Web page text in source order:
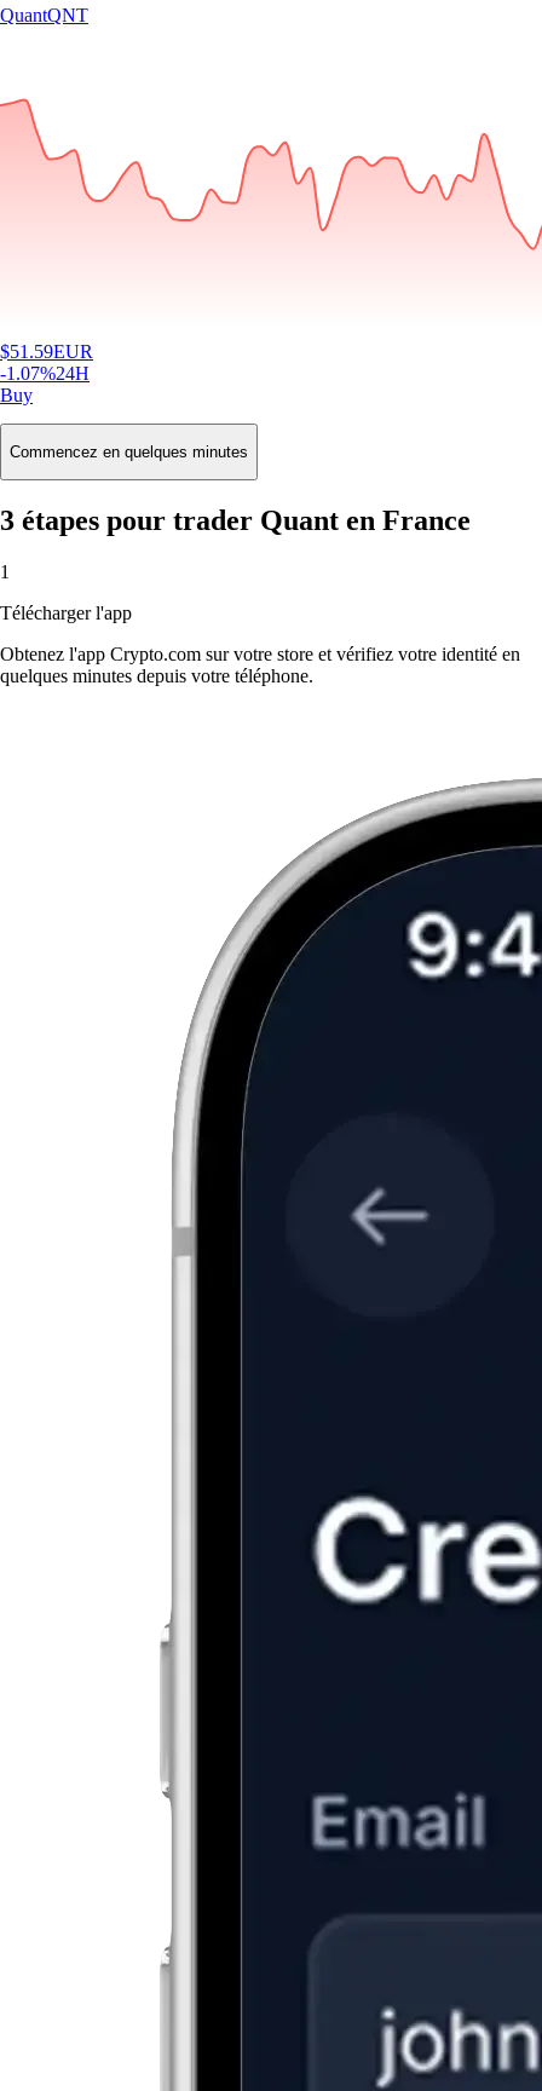
QuantQNT
$51.59EUR
-1.07%24H
Buy
Commencez en quelques minutes
3 étapes pour trader Quant en France
1
Télécharger l'app
Obtenez l'app Crypto.com sur votre store et vérifiez votre identité en
quelques minutes depuis votre téléphone.